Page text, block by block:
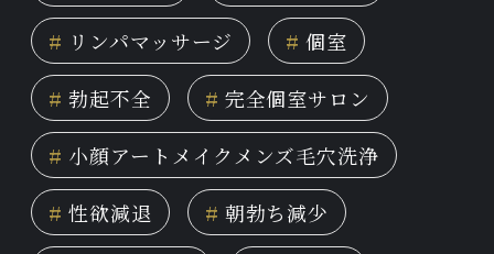
# リンパマッサージ # 個室
# 勃起不全 # 完全個室サロン
# 小顔アートメイクメンズ毛穴洗浄
# 性欲減退 # 朝勃ち減少